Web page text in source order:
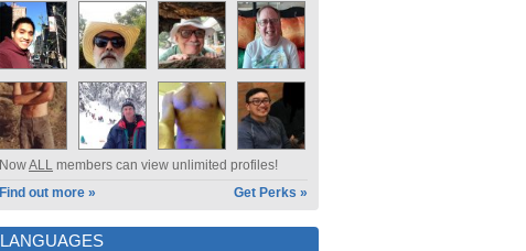
NowALL members can view unlimited profiles!
Find out more »
Get Perks »
LANGUAGES